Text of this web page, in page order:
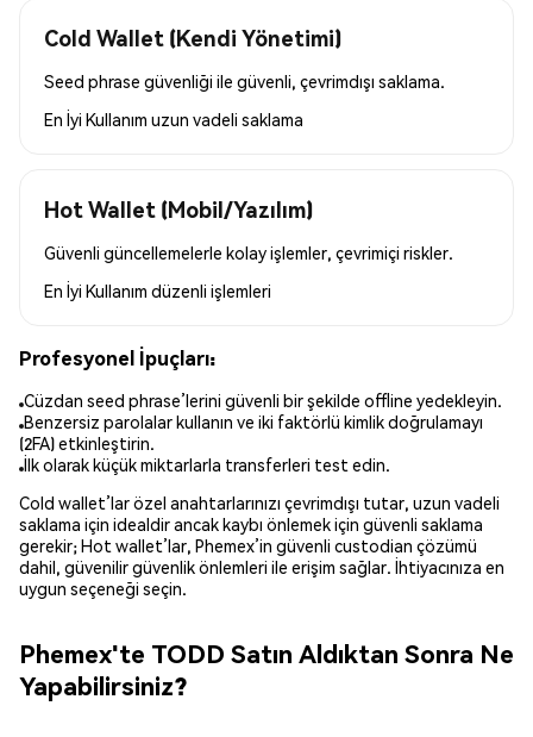
Cold Wallet (Kendi Yönetimi)
Seed phrase güvenliği ile güvenli, çevrimdışı saklama.
En İyi Kullanım uzun vadeli saklama
Hot Wallet (Mobil/Yazılım)
Güvenli güncellemelerle kolay işlemler, çevrimiçi riskler.
En İyi Kullanım düzenli işlemleri
Profesyonel İpuçları:
Cüzdan seed phrase’lerini güvenli bir şekilde offline yedekleyin.
Benzersiz parolalar kullanın ve iki faktörlü kimlik doğrulamayı
(2FA) etkinleştirin.
İlk olarak küçük miktarlarla transferleri test edin.
Cold wallet’lar özel anahtarlarınızı çevrimdışı tutar, uzun vadeli
saklama için idealdir ancak kaybı önlemek için güvenli saklama
gerekir; Hot wallet’lar, Phemex’in güvenli custodian çözümü
dahil, güvenilir güvenlik önlemleri ile erişim sağlar. İhtiyacınıza en
uygun seçeneği seçin.
Phemex'te TODD Satın Aldıktan Sonra Ne
Yapabilirsiniz?